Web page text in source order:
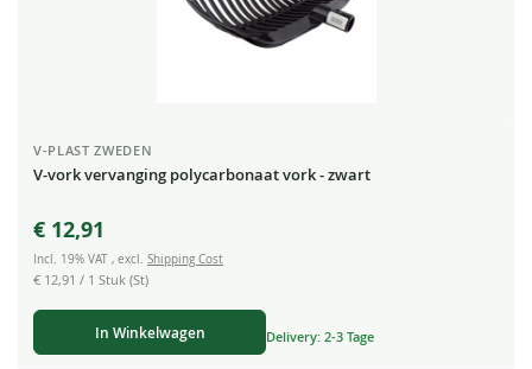
V-PLAST ZWEDEN
V-vork vervanging polycarbonaat vork - zwart
€ 12,91
Incl. 19% VAT , excl. Shipping Cost
€ 12,91 / 1 Stuk (St)
In Winkelwagen Delivery: 2-3 Tage